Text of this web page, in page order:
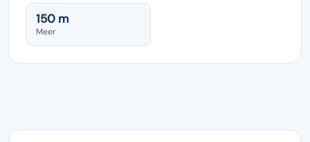
150 m
Meer